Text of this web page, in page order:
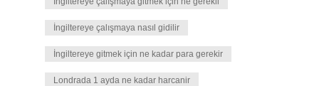
İngiltereye çalışmaya nasıl gidilir
İngiltereye gitmek için ne kadar para gerekir
Londrada 1 ayda ne kadar harcanir